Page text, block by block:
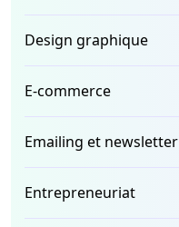
Design graphique
E-commerce
Emailing et newsletter
Entrepreneuriat